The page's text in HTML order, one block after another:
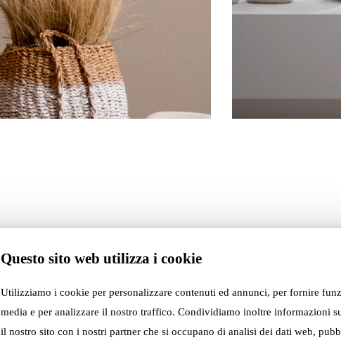
Questo sito web utilizza i cookie
Utilizziamo i cookie per personalizzare contenuti ed annunci, per fornire
media e per analizzare il nostro traffico. Condividiamo inoltre informazioni
il nostro sito con i nostri partner che si occupano di analisi dei dati web,